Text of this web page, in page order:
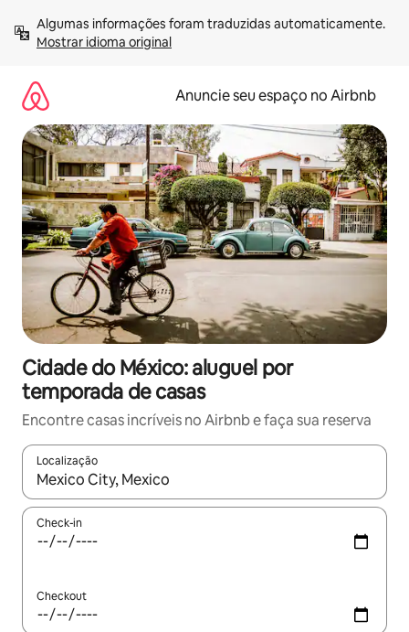
para
Mostrar idioma original
Anuncie seu espaço no Airbnb
Cidade do México: aluguel por
temporada de casas
Encontre casas incríveis no Airbnb e faça sua reserva
Localização
Quando os resultados estiverem disponíveis, explore-os
Check-in
Checkout